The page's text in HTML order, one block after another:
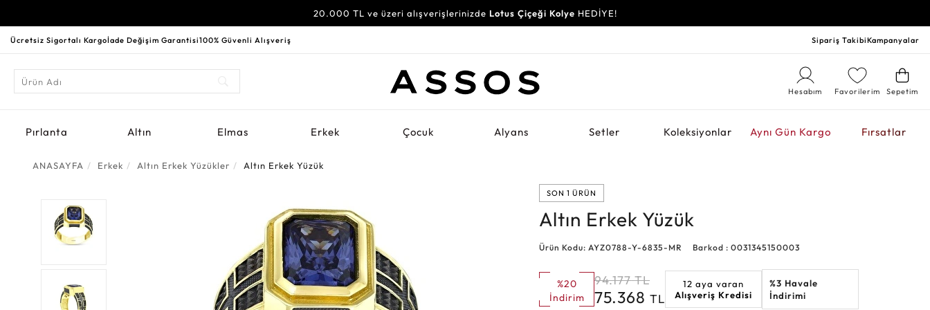
20.000 TL ve üzeri alışverişlerinizde Lotus Çiçeği Kolye HEDİYE!
Ücretsiz Sigortalı Kargoİade Değişim Garantisi100% Güvenli Alışveriş Sipariş TakibiKampanyalar
Sepetim
Favorilerim
Hesabım
Pırlanta Altın Elmas Erkek Çocuk Alyans Setler Koleksiyonlar Aynı Gün Kargo Fırsatlar
ANASAYFA Erkek Altın Erkek Yüzükler Altın Erkek Yüzük
SON 1 ÜRÜN
Altın Erkek Yüzük
Ürün Kodu: AYZ0788-Y-6835-MR Barkod : 0031345150003
%20
İndirim
94.177 TL
75.368TL
12 aya varan
Alışveriş Kredisi
%3 Havale
İndirimi